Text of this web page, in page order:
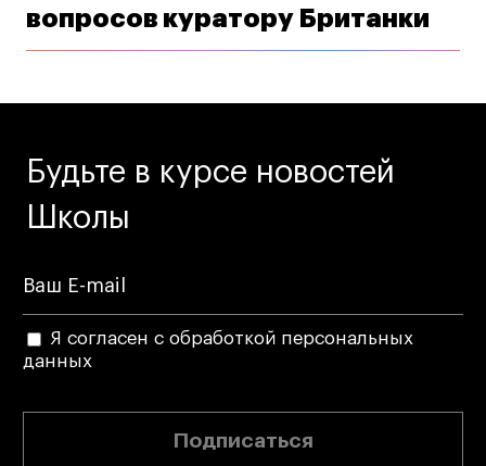
вопросов куратору Британки
Будьте в курсе новостей
Школы
Я согласен с обработкой персональных
данных
Подписаться